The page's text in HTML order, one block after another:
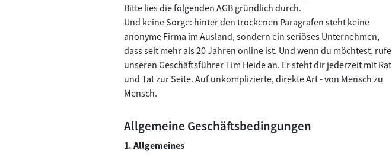
Bitte lies die folgenden AGB gründlich durch.
Und keine Sorge: hinter den trockenen Paragrafen steht keine
anonyme Firma im Ausland, sondern ein seriöses Unternehmen,
dass seit mehr als 20 Jahren online ist. Und wenn du möchtest, rufe
unseren Geschäftsführer Tim Heide an. Er steht dir jederzeit mit Rat
und Tat zur Seite. Auf unkomplizierte, direkte Art - von Mensch zu
Mensch.
Allgemeine Geschäftsbedingungen
1. Allgemeines